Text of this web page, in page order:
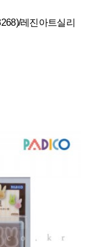
레진아트실리